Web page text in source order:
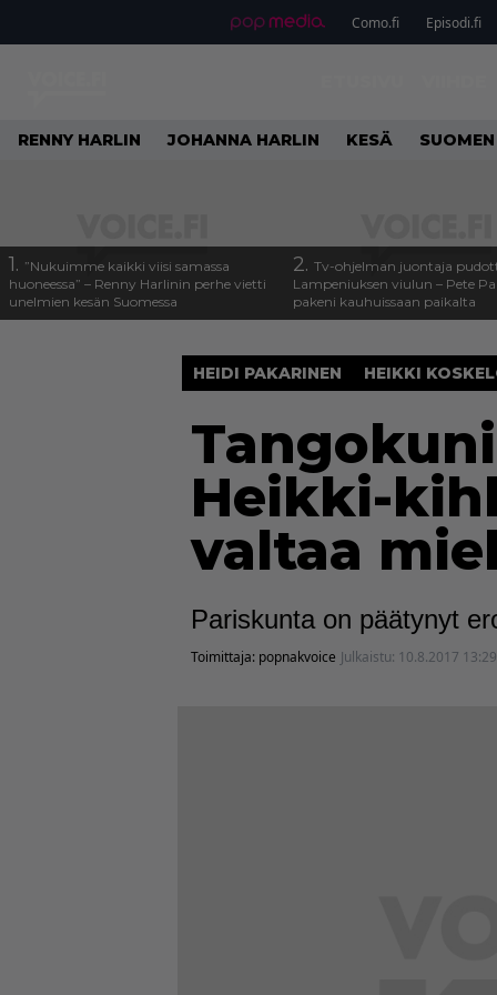
Como.fi Episodi.fi
RENNY HARLIN JOHANNA HARLIN KESÄ
1. ”Nukuimme kaikki viisi samassa
huoneessa” – Renny Harlinin perhe vietti
unelmien kesän Suomessa
2. Tv-ohjelman juontaja
Lampeniuksen viulun – Pete
pakeni kauhuissaan paikalta
HEIDI PAKARINEN HEIKKI
Heikki-
valtaa
Pariskunta on päätynyt
Toimittaja: popnakvoice Julkaistu: 10.8.2017 13:29